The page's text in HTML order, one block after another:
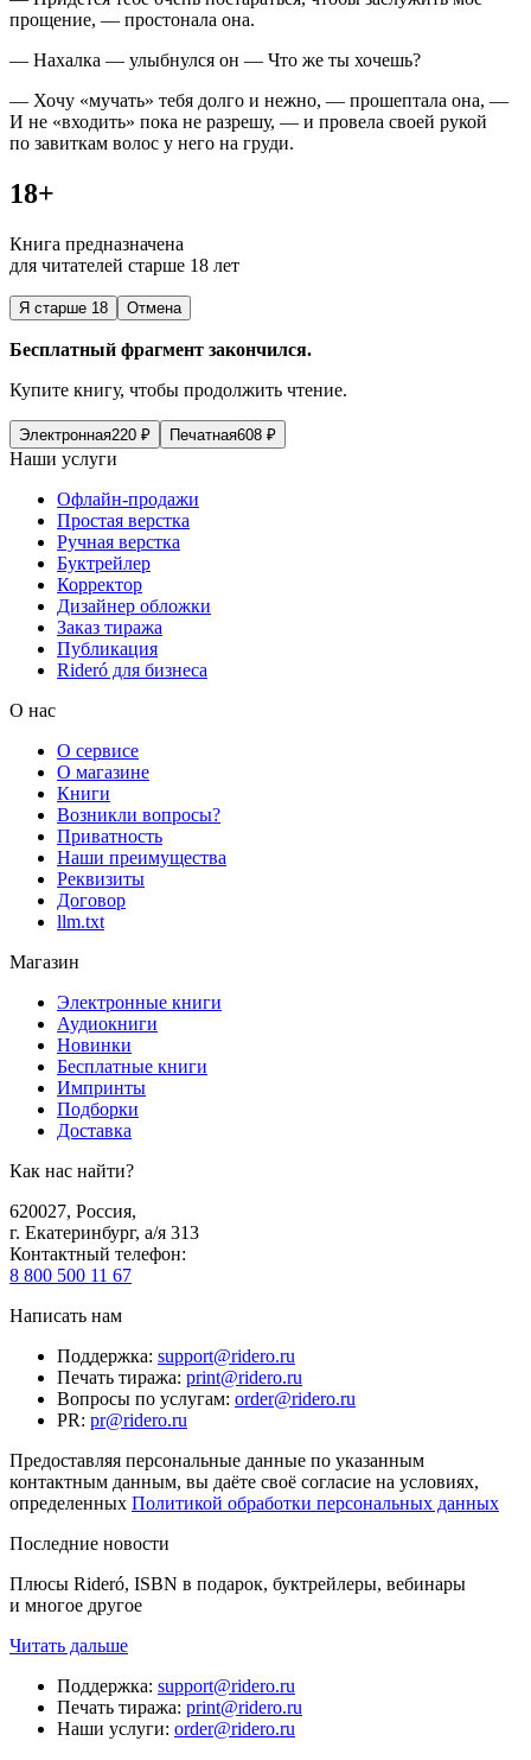
прощение, — простонала она.
— Нахалка — улыбнулся он — Что же ты хочешь?
— Хочу «мучать» тебя долго и нежно, — прошептала она, —
И не «входить» пока не разрешу, — и провела своей рукой
по завиткам волос у него на груди.
18+
Книга предназначена
для читателей старше 18 лет
Я старше 18 Отмена
Бесплатный фрагмент закончился.
Купите книгу, чтобы продолжить чтение.
Электронная220 ₽ Печатная608 ₽
Наши услуги
Офлайн-продажи
Простая верстка
Ручная верстка
Буктрейлер
Корректор
Дизайнер обложки
Заказ тиража
Публикация
Rideró для бизнеса
О нас
О сервисе
О магазине
Книги
Возникли вопросы?
Приватность
Наши преимущества
Реквизиты
Договор
llm.txt
Магазин
Электронные книги
Аудиокниги
Новинки
Бесплатные книги
Импринты
Подборки
Доставка
Как нас найти?
620027, Россия,
г. Екатеринбург, а/я 313
Контактный телефон:
8 800 500 11 67
Написать нам
Поддержка: support@ridero.ru
Печать тиража: print@ridero.ru
Вопросы по услугам: order@ridero.ru
PR: pr@ridero.ru
Предоставляя персональные данные по указанным
контактным данным, вы даёте своё согласие на условиях,
определенных Политикой обработки персональных данных
Последние новости
Плюсы Rideró, ISBN в подарок, буктрейлеры, вебинары
и многое другое
Читать дальше
Поддержка: support@ridero.ru
Печать тиража: print@ridero.ru
Наши услуги: order@ridero.ru